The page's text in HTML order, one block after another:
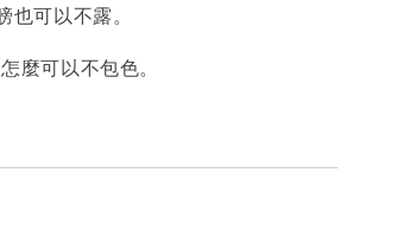
可以不露。
麼可以不包色。